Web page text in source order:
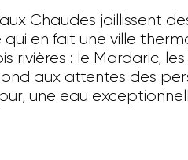
Chaudes jaillissent
qui en fait une ville
rivières : le Mardaric,
aux attentes des
une eau